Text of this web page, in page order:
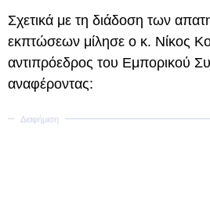
Σχετικά με τη διάδοση των
εκπτώσεων μίλησε ο κ. Νίκος
αντιπρόεδρος του Εμπορικού
αναφέροντας: